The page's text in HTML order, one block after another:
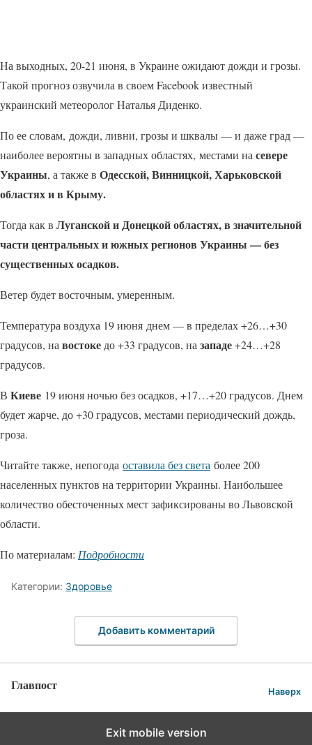
На выходных, 20-21 июня, в Украине ожидают дожди и грозы.
Такой прогноз озвучила в своем Facebook известный
украинский метеоролог Наталья Диденко.
По ее словам, дожди, ливни, грозы и шквалы — и даже град —
наиболее вероятны в западных областях, местами насевере
Украины, а также в Одесской, Винницкой, Харьковской
областях и в Крыму.
Тогда как в Луганской и Донецкой областях, в значительной
части центральных и южных регионов Украины — без
существенных осадков.
Ветер будет восточным, умеренным.
Температура воздуха 19 июня днем — в пределах +26…+30
градусов, навостокедо +33 градусов, назападе+24…+28
градусов.
В Киеве 19 июня ночью без осадков, +17…+20 градусов. Днем
будет жарче, до +30 градусов, местами периодический дождь,
гроза.
Читайте также, непогода оставила без света более 200
населенных пунктов на территории Украины. Наибольшее
количество обесточенных мест зафиксированы во Львовской
области.
По материалам: Подробности
Категории: Здоровье
Добавить комментарий
Главпост Наверх
Exit mobile version